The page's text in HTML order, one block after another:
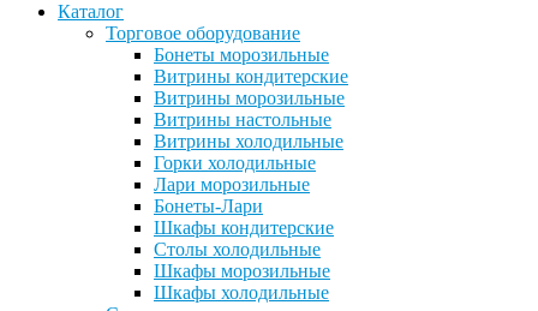
Каталог
Торговое оборудование
Бонеты морозильные
Витрины кондитерские
Витрины морозильные
Витрины настольные
Витрины холодильные
Горки холодильные
Лари морозильные
Бонеты-Лари
Шкафы кондитерские
Столы холодильные
Шкафы морозильные
Шкафы холодильные